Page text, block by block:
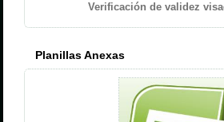
Verificación de validez
Planillas Anexas